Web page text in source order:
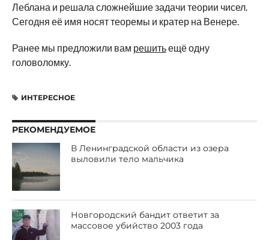
Леблана и решала сложнейшие задачи теории чисел.
Сегодня её имя носят теоремы и кратер на Венере.
Ранее мы предложили вам решитьещё одну
головоломку.
ИНТЕРЕСНОЕ
РЕКОМЕНДУЕМОЕ
В Ленинградской области из озера
выловили тело мальчика
Новгородский бандит ответит за
массовое убийство 2003 года